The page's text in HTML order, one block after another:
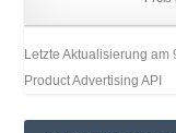
Letzte Aktualisierung am
Product Advertising API